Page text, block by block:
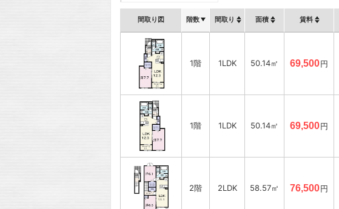
間取り図 階数 間取り 面積 賃料
1階 1LDK 50.14㎡ 69,500円
1階 1LDK 50.14㎡ 69,500円
2階 2LDK 58.57㎡ 76,500円